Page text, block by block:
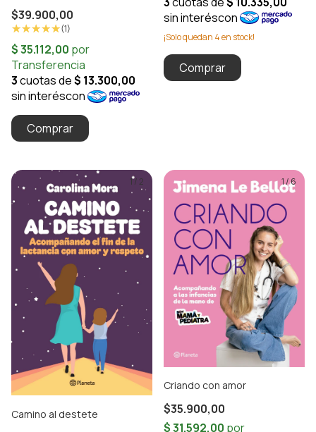
$39.900,00
(1)
¡Solo quedan 4en stock!
1/ 2
Camino al destete
1/6
Criando con amor
$35.900,00